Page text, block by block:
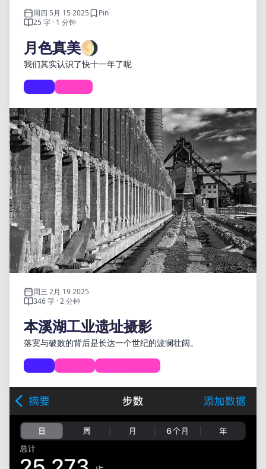
周四 5月 15 2025
Pin
25 字 · 1 分钟
月色真美🌖
我们其实认识了快十一年了呢
周三 2月 19 2025
346 字 · 2 分钟
本溪湖工业遗址摄影
落寞与破败的背后是长达一个世纪的波澜壮阔。